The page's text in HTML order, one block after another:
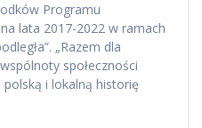
Programu
lata 2017-2022 w ramach
„Razem dla
społeczności
i lokalną historię